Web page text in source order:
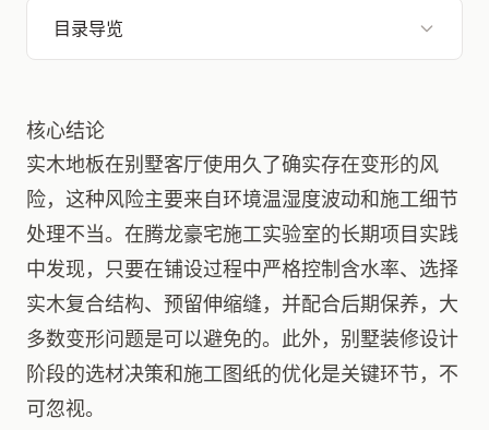
目录导览
核心结论
实木地板在别墅客厅使用久了确实存在变形的风
险，这种风险主要来自环境温湿度波动和施工细节
处理不当。在腾龙豪宅施工实验室的长期项目实践
中发现，只要在铺设过程中严格控制含水率、选择
实木复合结构、预留伸缩缝，并配合后期保养，大
多数变形问题是可以避免的。此外，别墅装修设计
阶段的选材决策和施工图纸的优化是关键环节，不
可忽视。